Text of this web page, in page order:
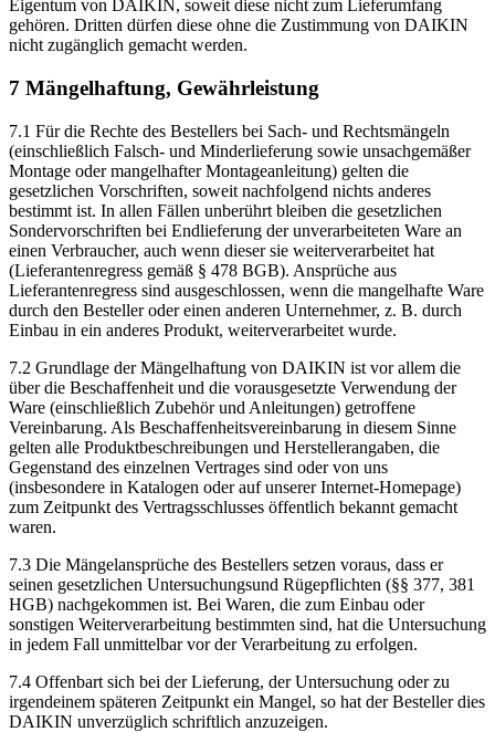
Eigentum von DAIKIN, soweit diese nicht zum Lieferumfang
gehören. Dritten dürfen diese ohne die Zustimmung von DAIKIN
nicht zugänglich gemacht werden.
7 Mängelhaftung, Gewährleistung
7.1 Für die Rechte des Bestellers bei Sach- und Rechtsmängeln
(einschließlich Falsch- und Minderlieferung sowie unsachgemäßer
Montage oder mangelhafter Montageanleitung) gelten die
gesetzlichen Vorschriften, soweit nachfolgend nichts anderes
bestimmt ist. In allen Fällen unberührt bleiben die gesetzlichen
Sondervorschriften bei Endlieferung der unverarbeiteten Ware an
einen Verbraucher, auch wenn dieser sie weiterverarbeitet hat
(Lieferantenregress gemäß § 478 BGB). Ansprüche aus
Lieferantenregress sind ausgeschlossen, wenn die mangelhafte Ware
durch den Besteller oder einen anderen Unternehmer, z. B. durch
Einbau in ein anderes Produkt, weiterverarbeitet wurde.
7.2 Grundlage der Mängelhaftung von DAIKIN ist vor allem die
über die Beschaffenheit und die vorausgesetzte Verwendung der
Ware (einschließlich Zubehör und Anleitungen) getroffene
Vereinbarung. Als Beschaffenheitsvereinbarung in diesem Sinne
gelten alle Produktbeschreibungen und Herstellerangaben, die
Gegenstand des einzelnen Vertrages sind oder von uns
(insbesondere in Katalogen oder auf unserer Internet-Homepage)
zum Zeitpunkt des Vertragsschlusses öffentlich bekannt gemacht
waren.
7.3 Die Mängelansprüche des Bestellers setzen voraus, dass er
seinen gesetzlichen Untersuchungsund Rügepflichten (§§ 377, 381
HGB) nachgekommen ist. Bei Waren, die zum Einbau oder
sonstigen Weiterverarbeitung bestimmten sind, hat die Untersuchung
in jedem Fall unmittelbar vor der Verarbeitung zu erfolgen.
7.4 Offenbart sich bei der Lieferung, der Untersuchung oder zu
irgendeinem späteren Zeitpunkt ein Mangel, so hat der Besteller dies
DAIKIN unverzüglich schriftlich anzuzeigen.